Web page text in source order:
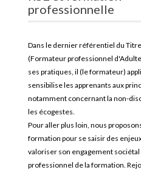
professionnelle
Dans le dernier référentiel du Titre
(Formateur professionnel
ses pratiques, il (le formateur)
sensibilise les apprenants aux
notamment concernant la non-
les écogestes.
Pour aller plus loin, nous
formation pour se saisir des enjeux
valoriser son engagement sociétal
professionnel de la formation.